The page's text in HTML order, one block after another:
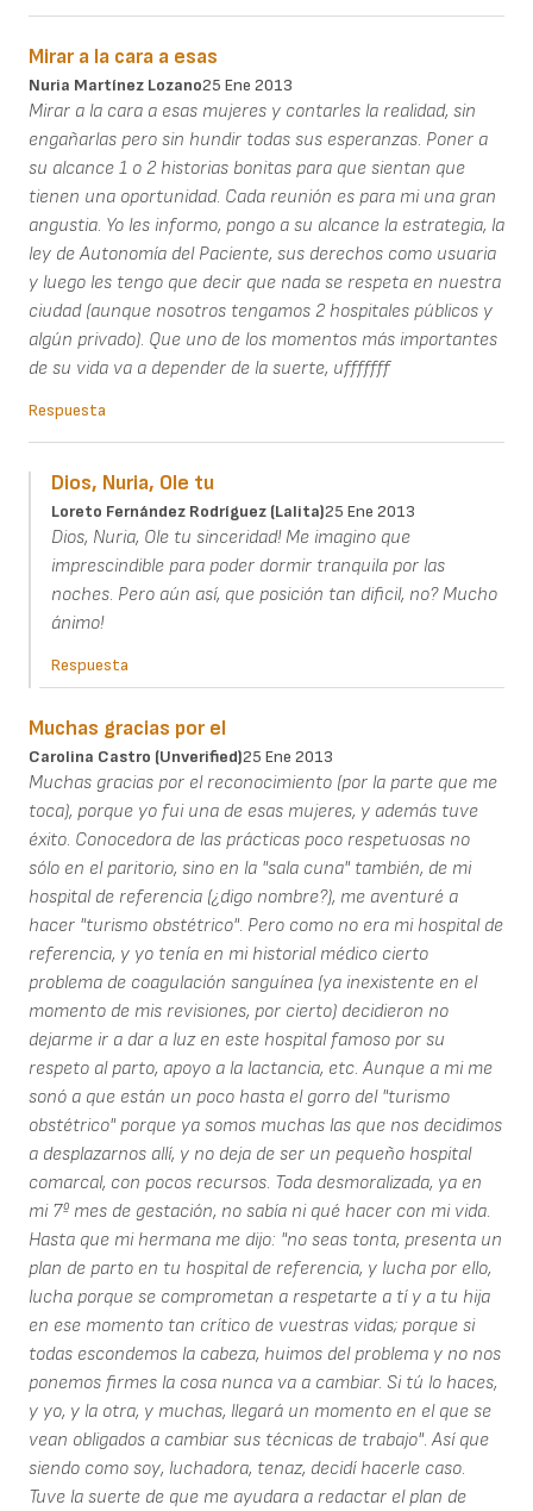
Mirar a la cara a esas
Nuria Martínez Lozano25 Ene 2013
Mirar a la cara a esas mujeres y contarles la realidad, sin
engañarlas pero sin hundir todas sus esperanzas. Poner a
su alcance 1 o 2 historias bonitas para que sientan que
tienen una oportunidad. Cada reunión es para mi una gran
angustia. Yo les informo, pongo a su alcance la estrategia, la
ley de Autonomía del Paciente, sus derechos como usuaria
y luego les tengo que decir que nada se respeta en nuestra
ciudad (aunque nosotros tengamos 2 hospitales públicos y
algún privado). Que uno de los momentos más importantes
de su vida va a depender de la suerte, ufffffff
Respuesta
Dios, Nuria, Ole tu
Loreto Fernández Rodríguez (Lalita)25 Ene 2013
Dios, Nuria, Ole tu sinceridad! Me imagino que
imprescindible para poder dormir tranquila por las
noches. Pero aún así, que posición tan dificil, no? Mucho
ánimo!
Respuesta
Muchas gracias por el
Carolina Castro (unverified)25 Ene 2013
Muchas gracias por el reconocimiento (por la parte que me
toca), porque yo fui una de esas mujeres, y además tuve
éxito. Conocedora de las prácticas poco respetuosas no
sólo en el paritorio, sino en la "sala cuna" también, de mi
hospital de referencia (¿digo nombre?), me aventuré a
hacer "turismo obstétrico". Pero como no era mi hospital de
referencia, y yo tenía en mi historial médico cierto
problema de coagulación sanguínea (ya inexistente en el
momento de mis revisiones, por cierto) decidieron no
dejarme ir a dar a luz en este hospital famoso por su
respeto al parto, apoyo a la lactancia, etc. Aunque a mi me
sonó a que están un poco hasta el gorro del "turismo
obstétrico" porque ya somos muchas las que nos decidimos
a desplazarnos allí, y no deja de ser un pequeño hospital
comarcal, con pocos recursos. Toda desmoralizada, ya en
mi 7º mes de gestación, no sabía ni qué hacer con mi vida.
Hasta que mi hermana me dijo: "no seas tonta, presenta un
plan de parto en tu hospital de referencia, y lucha por ello,
lucha porque se comprometan a respetarte a tí y a tu hija
en ese momento tan crítico de vuestras vidas; porque si
todas escondemos la cabeza, huimos del problema y no nos
ponemos firmes la cosa nunca va a cambiar. Si tú lo haces,
y yo, y la otra, y muchas, llegará un momento en el que se
vean obligados a cambiar sus técnicas de trabajo". Así que
siendo como soy, luchadora, tenaz, decidí hacerle caso.
Tuve la suerte de que me ayudara a redactar el plan de